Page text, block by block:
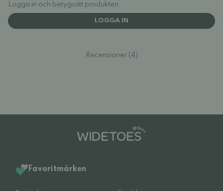
Logga in och betygsätt produkten.
LOGGA IN
Recensioner (4)
Favoritmärken